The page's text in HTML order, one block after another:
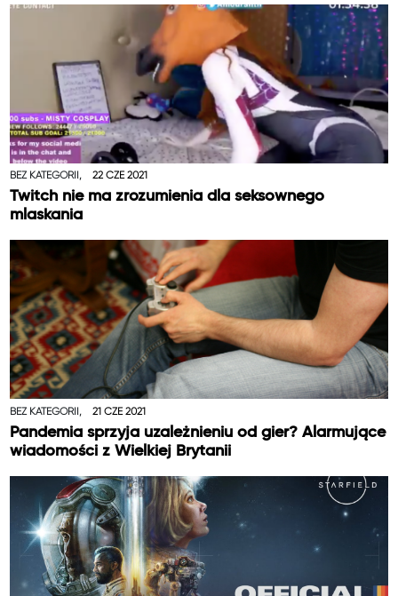
BEZ KATEGORII, 22 CZE 2021
Twitch nie ma zrozumienia dla seksownego
mlaskania
BEZ KATEGORII, 21 CZE 2021
Pandemia sprzyja uzależnieniu od gier? Alarmujące
wiadomości z Wielkiej Brytanii